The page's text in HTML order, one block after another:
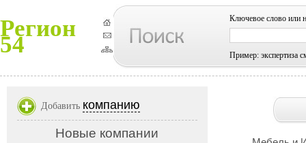
Регион
54
Ключевое слово или
Пример: экспертиза
Добавить компанию
Новые компании